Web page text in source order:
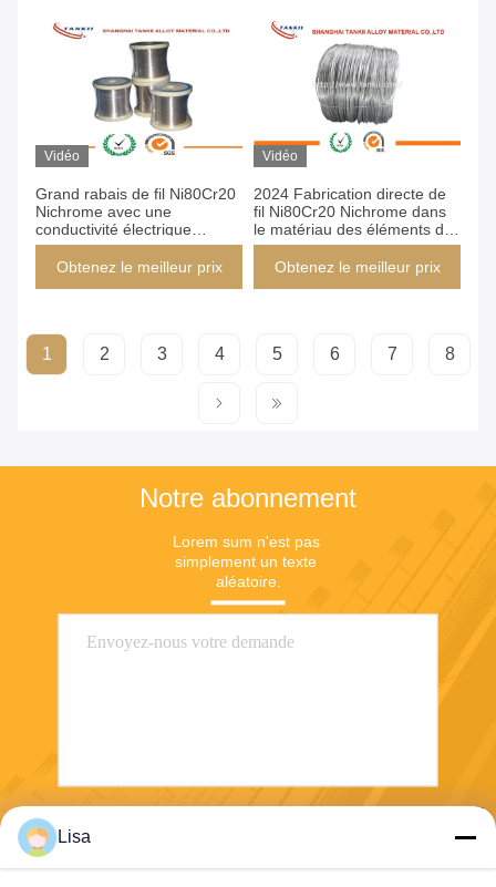
Vidéo
Grand rabais de fil Ni80Cr20
Nichrome avec une
conductivité électrique
exceptionnelle
Obtenez le meilleur prix
Vidéo
2024 Fabrication directe de
fil Ni80Cr20 Nichrome dans
le matériau des éléments de
chauffage électriques
Obtenez le meilleur prix
1 2 3 4 5 6 7 8
Notre abonnement
Lorem sum n'est pas
simplement un texte
aléatoire.
Lisa